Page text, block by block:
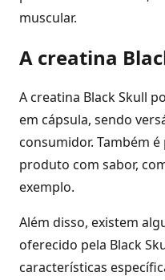
muscular.
A creatina
A creatina Black Skull
em cápsula, sendo
consumidor. Também
produto com sabor,
exemplo.
Além disso, existem
oferecido pela Black
características